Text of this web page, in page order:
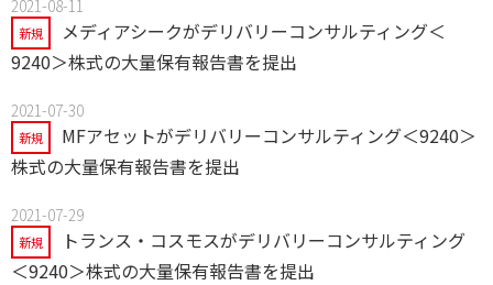
2021-08-11
新規
メディアシークがデリバリーコンサルティング＜
9240＞株式の大量保有報告書を提出
2021-07-30
新規
MFアセットがデリバリーコンサルティング＜9240＞
株式の大量保有報告書を提出
2021-07-29
新規
トランス・コスモスがデリバリーコンサルティング
＜9240＞株式の大量保有報告書を提出